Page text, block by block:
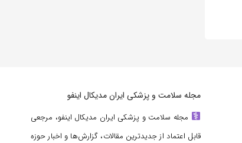
مجله سلامت و پزشکی ایران مدیکال اینفو
مجله سلامت و پزشکی ایران مدیکال اینفو، مرجعی
قابل اعتماد از جدیدترین مقالات، گزارش‌ها و اخبار حوزه